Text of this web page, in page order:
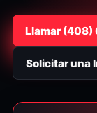
Llamar⁦(408)
Solicitar una